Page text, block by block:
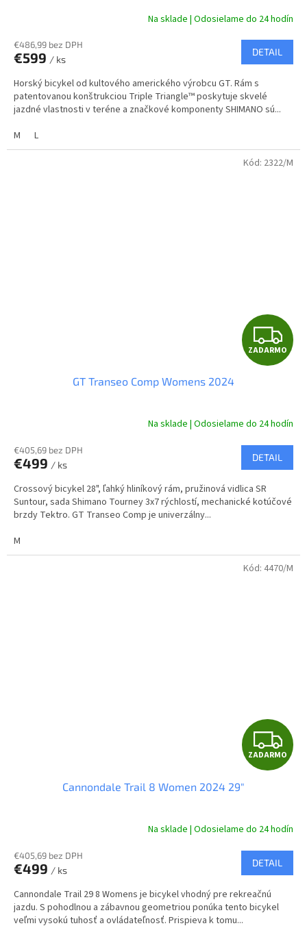
A
R
M
Na sklade | Odosielame do 24 hodín
€486,99 bez DPH
€599 / ks
DETAIL
Horský bicykel od kultového amerického výrobcu GT. Rám s
patentovanou konštrukciou Triple Triangle™ poskytuje skvelé
jazdné vlastnosti v teréne a značkové komponenty SHIMANO sú...
M
L
Z
A
A
R
M
O
ZADARMO
GT Transeo Comp Womens 2024
Na sklade | Odosielame do 24 hodín
€405,69 bez DPH
€499 / ks
DETAIL
Crossový bicykel 28", ľahký hliníkový rám, pružinová vidlica SR
Suntour, sada Shimano Tourney 3x7 rýchlostí, mechanické kotúčové
brzdy Tektro. GT Transeo Comp je univerzálny...
M
Kód: 2322/M
Z
A
A
R
M
ZADARMO
Cannondale Trail 8 Women 2024 29"
Na sklade | Odosielame do 24 hodín
€405,69 bez DPH
€499 / ks
DETAIL
Cannondale Trail 29 8 Womens je bicykel vhodný pre rekreačnú
jazdu. S pohodlnou a zábavnou geometriou ponúka tento bicykel
veľmi vysokú tuhosť a ovládateľnosť. Prispieva k tomu...
Kód: 4470/M